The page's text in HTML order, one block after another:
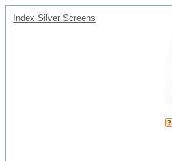
Index Silver Screens